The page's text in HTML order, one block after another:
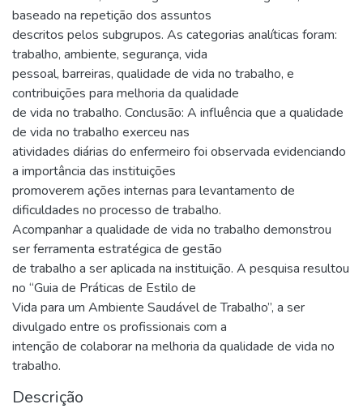
baseado na repetição dos assuntos
descritos pelos subgrupos. As categorias analíticas foram:
trabalho, ambiente, segurança, vida
pessoal, barreiras, qualidade de vida no trabalho, e
contribuições para melhoria da qualidade
de vida no trabalho. Conclusão: A influência que a qualidade
de vida no trabalho exerceu nas
atividades diárias do enfermeiro foi observada evidenciando
a importância das instituições
promoverem ações internas para levantamento de
dificuldades no processo de trabalho.
Acompanhar a qualidade de vida no trabalho demonstrou
ser ferramenta estratégica de gestão
de trabalho a ser aplicada na instituição. A pesquisa resultou
no “Guia de Práticas de Estilo de
Vida para um Ambiente Saudável de Trabalho”, a ser
divulgado entre os profissionais com a
intenção de colaborar na melhoria da qualidade de vida no
trabalho.
Descrição